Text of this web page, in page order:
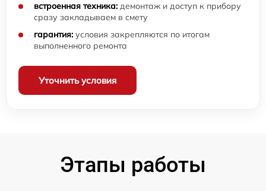
встроенная техника: демонтаж и доступ к прибору
сразу закладываем в смету
гарантия: условия закрепляются по итогам
выполненного ремонта
Уточнить условия
Этапы работы